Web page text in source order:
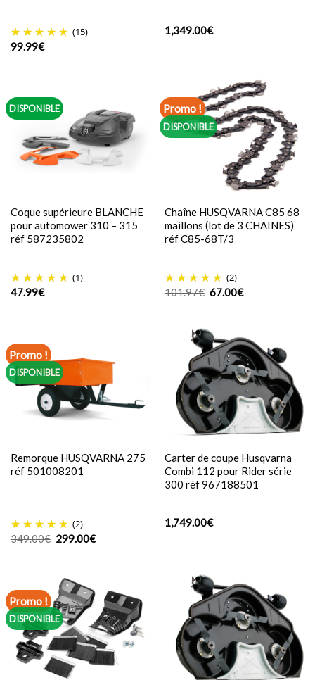
(15)
99.99€
1,349.00€
DISPONIBLE
Coque supérieure BLANCHE
pour automower 310 – 315
réf 587235802
(1)
47.99€
Promo !
DISPONIBLE
Chaîne HUSQVARNA C85 68
maillons (lot de 3 CHAINES)
réf C85-68T/3
(2)
101.97€ Le
prix
101.97€.
67.00€Le
prix
Promo !
DISPONIBLE
Remorque HUSQVARNA 275
réf 501008201
(2)
349.00€ Le
prix
299.00€Le
prix
Carter de coupe Husqvarna
Combi 112 pour Rider série
300 réf 967188501
1,749.00€
Promo !
DISPONIBLE